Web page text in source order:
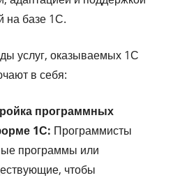
на базе 1С.
услуг, оказываемых 1С
в себя:
программных
1С: Программисты
программы или
чтобы